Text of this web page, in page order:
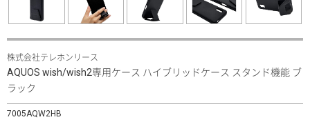
株式会社テレホンリース
AQUOS wish/wish2専用ケース ハイブリッドケース スタンド機能 ブ
ラック
7005AQW2HB